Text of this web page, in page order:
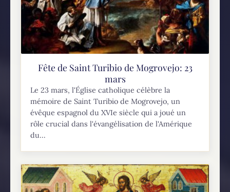
Fête de Saint Turibio de Mogrovejo: 23
mars
Le 23 mars, l'Église catholique célèbre la
mémoire de Saint Turibio de Mogrovejo, un
évêque espagnol du XVIe siècle qui a joué un
rôle crucial dans l'évangélisation de l'Amérique
du...